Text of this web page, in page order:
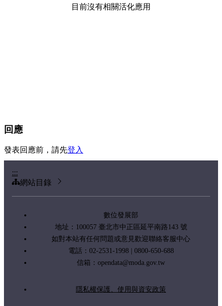
目前沒有相關活化應用
回應
發表回應前，請先登入
:::
網站目錄
數位發展部
地址：100057 臺北市中正區延平南路143 號
如對本站有任何問題或意見歡迎聯絡客服中心
電話：02-2531-1998 | 0800-650-688
信箱： opendata@moda.gov.tw
隱私權保護、使用與資安政策